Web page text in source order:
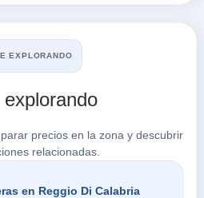
EXPLORANDO
explorando
precios en la zona y descubrir
relacionadas.
en Reggio Di Calabria